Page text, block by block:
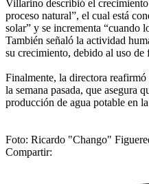
Villarino describió el
proceso natural”, el cual está
solar” y se incrementa “cuando
También señaló la actividad
su crecimiento, debido al uso de
Finalmente, la directora
la semana pasada, que asegura
producción de agua potable en
Foto: Ricardo "Chango"
Compartir: